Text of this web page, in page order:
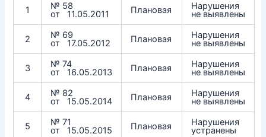
1 № 58
от 11.05.2011 Плановая Нарушения
не выявлены
2 № 69
от 17.05.2012 Плановая Нарушения
не выявлены
3 № 74
от 16.05.2013 Плановая Нарушения
не выявлены
4 № 82
от 15.05.2014 Плановая Нарушения
не выявлены
5 № 71
от 15.05.2015 Плановая Нарушения
устранены